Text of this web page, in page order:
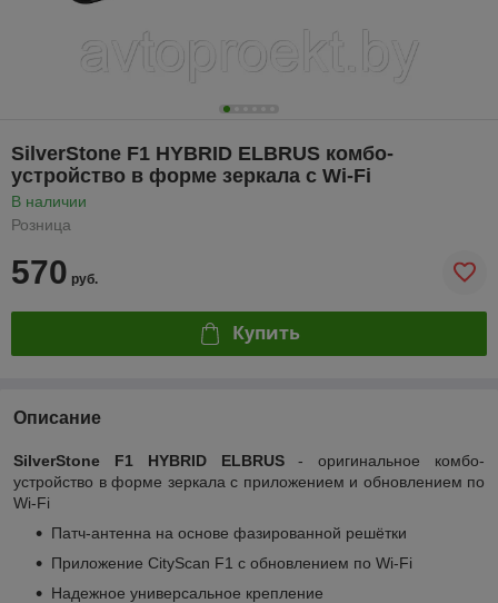
SilverStone F1 HYBRID ELBRUS комбо-
устройство в форме зеркала с Wi-Fi
В наличии
Розница
570 руб.
Купить
Описание
SilverStone F1 HYBRID ELBRUS- оригинальное комбо-
устройство в форме зеркала с приложением и обновлением по
Wi-Fi
Патч-антенна на основе фазированной решётки
Приложение СityScan F1 с обновлением по Wi-Fi
Надежное универсальное крепление